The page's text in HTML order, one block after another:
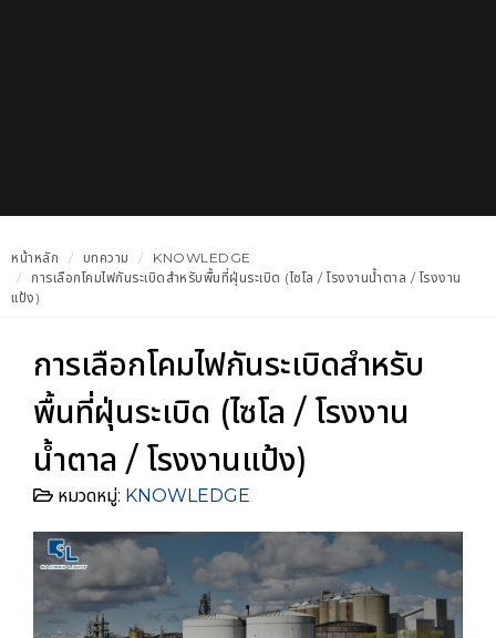
หน้าหลัก บทความ
KNOWLEDGE
การเลือกโคมไฟกันระเบิดสำหรับพื้นที่ฝุ่นระเบิด (ไซโล / โรงงานน้ำตาล / โรงงาน
แป้ง)
การเลือกโคมไฟกันระเบิดสำหรับ
พื้นที่ฝุ่นระเบิด (ไซโล / โรงงาน
น้ำตาล / โรงงานแป้ง)
หมวดหมู่: KNOWLEDGE